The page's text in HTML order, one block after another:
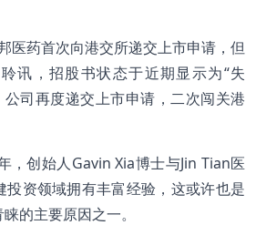
医药首次向港交所递交上市申请，但
讯，招股书状态于近期显示为“失
司再度递交上市申请，二次闯关港
，创始人Gavin Xia博士与Jin Tian医
投资领域拥有丰富经验，这或许也是
的主要原因之一。